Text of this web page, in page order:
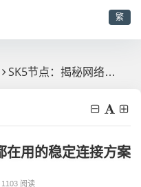
繁
SK5节点：揭秘网络高手都在用的稳定连接方案
在用的稳定连接方案
1103 阅读